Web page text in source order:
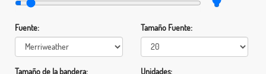
Fuente: Tamaño Fuente:
Tamaño de la bandera: Unidades: